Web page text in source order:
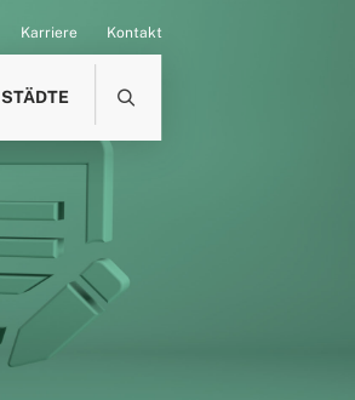
Karriere Kontakt
STÄDTE